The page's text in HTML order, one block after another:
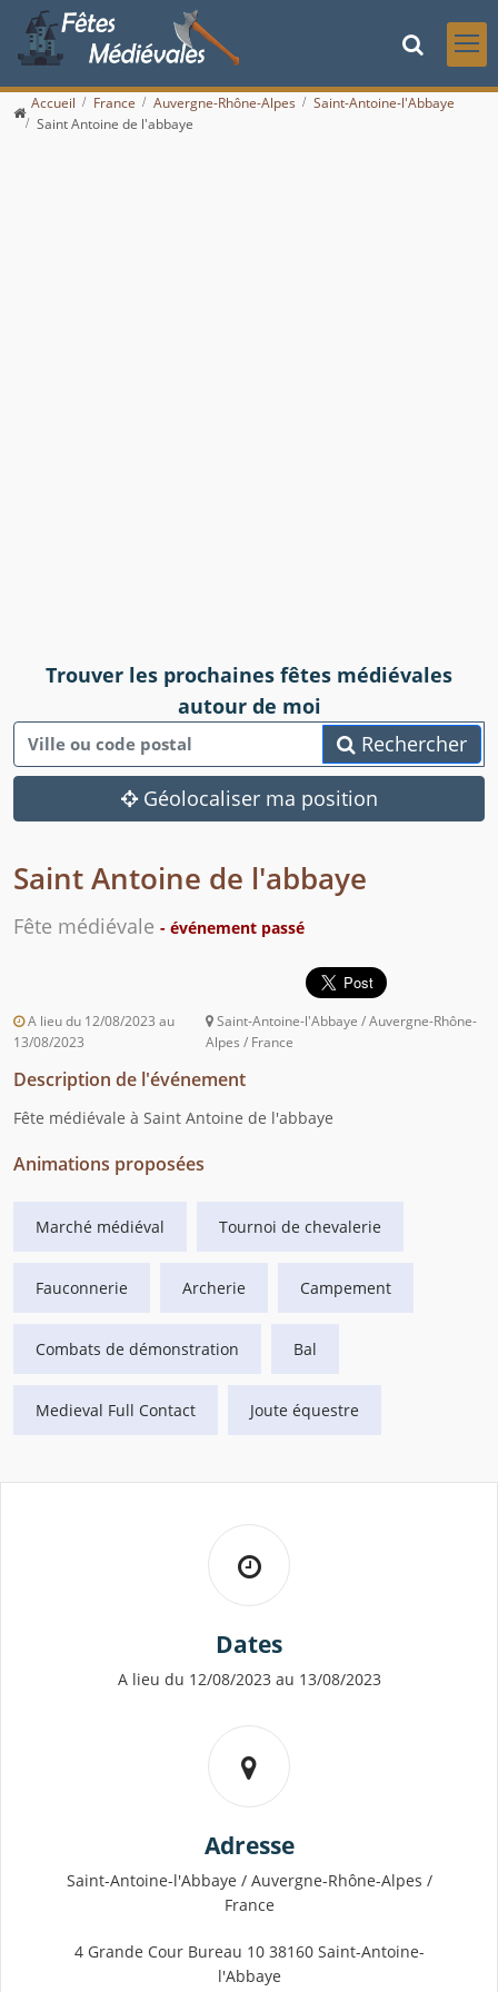
Accueil France Auvergne-Rhône-Alpes
Saint-Antoine-l'Abbaye
Saint Antoine de l'abbaye
Trouver les prochaines fêtes médiévales
autour de moi
Rechercher
Géolocaliser ma position
Saint Antoine de l'abbaye
Fête médiévale - événement passé
A lieu du 12/08/2023 au
13/08/2023
Saint-Antoine-l'Abbaye / Auvergne-Rhône-
Alpes / France
Description de l'événement
Fête médiévale à Saint Antoine de l'abbaye
Animations proposées
Marché médiéval Tournoi de chevalerie
Fauconnerie Archerie Campement
Combats de démonstration Bal
Medieval Full Contact Joute équestre
Dates
A lieu du 12/08/2023 au 13/08/2023
Adresse
Saint-Antoine-l'Abbaye / Auvergne-Rhône-Alpes /
France
4 Grande Cour Bureau 10 38160 Saint-Antoine-
l'Abbaye